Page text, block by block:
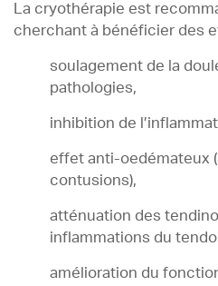
La cryothérapie est
cherchant à bénéficier des
soulagement de la
pathologies,
inhibition de
effet anti-oedémateux
contusions),
atténuation des
inflammations du
amélioration du